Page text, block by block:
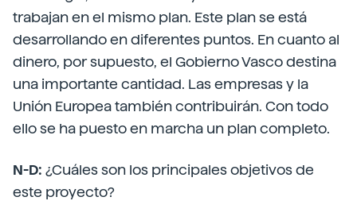
trabajan en el mismo plan. Este plan se está
desarrollando en diferentes puntos. En cuanto al
dinero, por supuesto, el Gobierno Vasco destina
una importante cantidad. Las empresas y la
Unión Europea también contribuirán. Con todo
ello se ha puesto en marcha un plan completo.
N-D: ¿Cuáles son los principales objetivos de
este proyecto?